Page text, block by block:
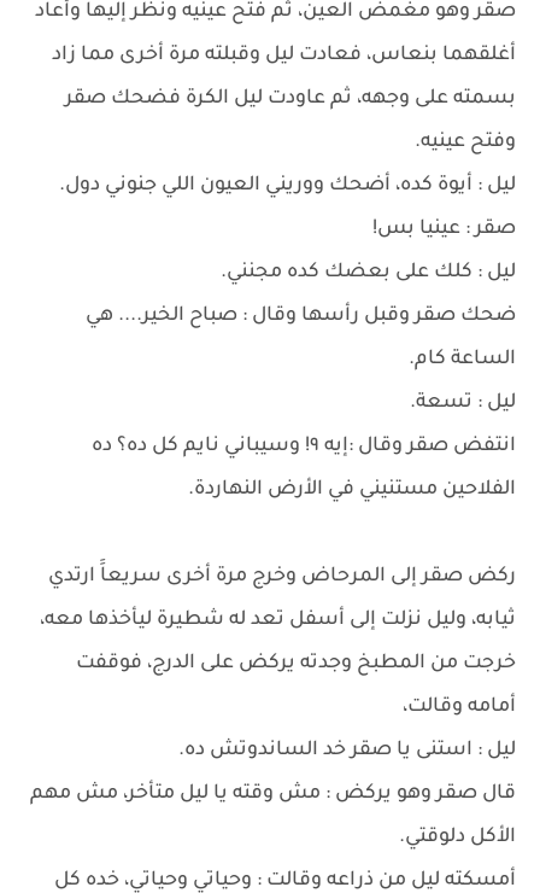
صقر وهو مغمض العين، ثم فتح عينيه ونظر إليها وأعاد
أغلقهما بنعاس، فعادت ليل وقبلته مرة أخرى مما زاد
بسمته على وجهه، ثم عاودت ليل الكرة فضحك صقر
وفتح عينيه.
ليل : أيوة كده، أضحك ووريني العيون اللي جنوني دول.
صقر : عينيا بس!
ليل : كلك على بعضك كده مجنني.
ضحك صقر وقبل رأسها وقال : صباح الخير.... هي
الساعة كام.
ليل : تسعة.
انتفض صقر وقال :إيه ٩! وسيباني نايم كل ده؟ ده
الفلاحين مستنيني في الأرض النهاردة.
ركض صقر إلى المرحاض وخرج مرة أخرى سريعاََ ارتدي
ثيابه، وليل نزلت إلى أسفل تعد له شطيرة ليأخذها معه،
خرجت من المطبخ وجدته يركض على الدرج، فوقفت
أمامه وقالت،
ليل : استنى يا صقر خد الساندوتش ده.
قال صقر وهو يركض : مش وقته يا ليل متأخر، مش مهم
الأكل دلوقتي.
أمسكته ليل من ذراعه وقالت : وحياتي وحياتي، خده كل